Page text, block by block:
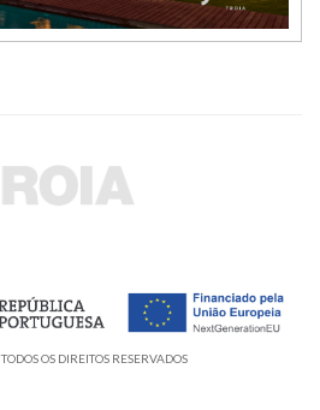
OS DIREITOS RESERVADOS